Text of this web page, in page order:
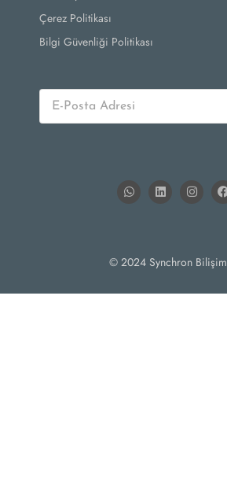
Çerez Politikası
Bilgi Güvenliği Politikası
© 2024 Synchron Bilişim